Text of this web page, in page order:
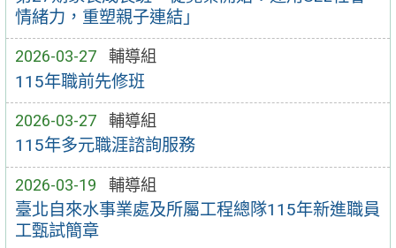
情緒力，重塑親子連結」
2026-03-27 輔導組
115年職前先修班
2026-03-27 輔導組
115年多元職涯諮詢服務
2026-03-19 輔導組
臺北自來水事業處及所屬工程總隊115年新進職員
工甄試簡章